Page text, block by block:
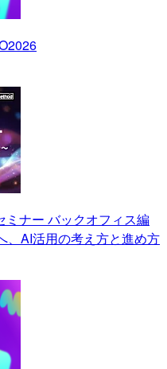
ミナー バックオフィス編
、AI活用の考え方と進め方